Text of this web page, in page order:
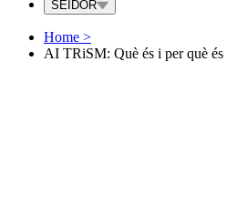
SEIDOR
Home >
AI TRiSM: Què és i per què és